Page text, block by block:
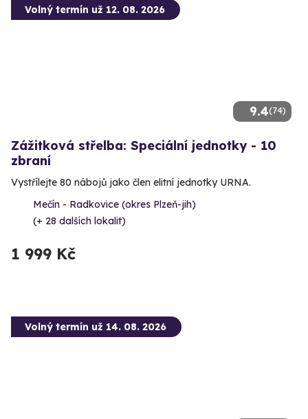
9.4(74)
Volný termín už 12. 08. 2026
Zážitková střelba: Speciální jednotky - 10
zbraní
Vystřílejte 80 nábojů jako člen elitní jednotky URNA.
Mečín - Radkovice (okres Plzeň-jih)
(+ 28 dalších lokalit)
1 999 Kč
Volný termín už 14. 08. 2026